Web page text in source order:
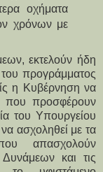
οχήματα
χρόνων με
εκτελούν ήδη
του προγράμματος
η Κυβέρνηση να
που προσφέρουν
του Υπουργείου
να ασχοληθεί με τα
απασχολούν
και τις